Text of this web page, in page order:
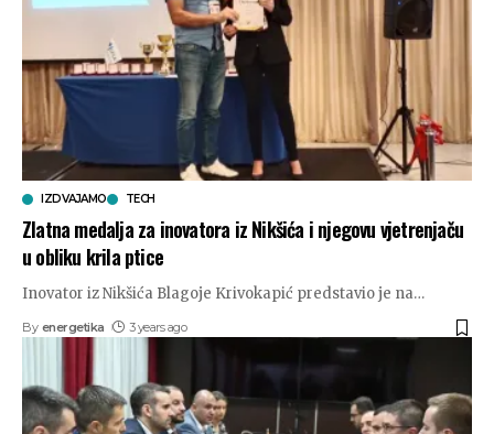
IZDVAJAMO TECH
Zlatna medalja za inovatora iz Nikšića i njegovu vjetrenjaču
u obliku krila ptice
Inovator iz Nikšića Blagoje Krivokapić predstavio je na…
By energetika 3 years ago